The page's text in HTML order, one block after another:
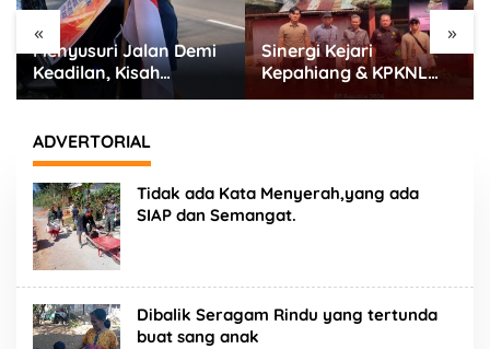
« »
Menyusuri Jalan Demi
Keadilan, Kisah
Syamsul Bahrun
Warisan Orang Tuanya
Sinergi Kejari
Kepahiang & KPKNL
Bengkulu Lakukan
ADVERTORIAL
Tidak ada Kata Menyerah,yang ada
SIAP dan Semangat.
Dibalik Seragam Rindu yang tertunda
buat sang anak